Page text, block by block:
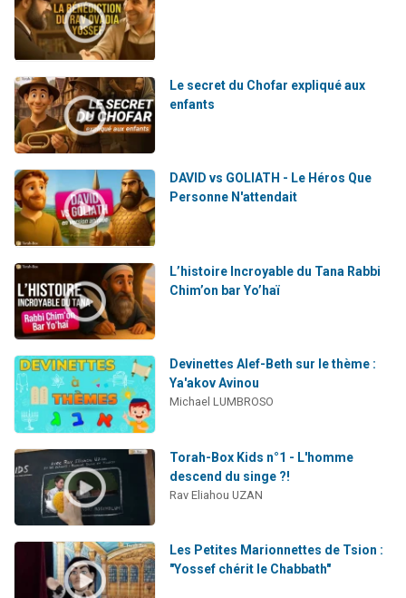
Le secret du Chofar expliqué aux
enfants
DAVID vs GOLIATH - Le Héros Que
Personne N'attendait
L’histoire Incroyable du Tana Rabbi
Chim’on bar Yo’haï
Devinettes Alef-Beth sur le thème :
Ya'akov Avinou
Michael LUMBROSO
Torah-Box Kids n°1 - L'homme
descend du singe ?!
Rav Eliahou UZAN
Les Petites Marionnettes de Tsion :
"Yossef chérit le Chabbath"